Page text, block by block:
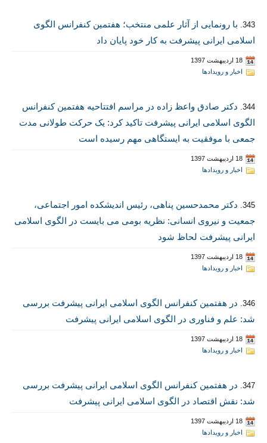
343.
با رونمایی از آثار علمی منتخب؛ هفتمین کنفرانس الگوی
اسلامی ایرانی پیشرفت به کار خود پایان داد
18 اردیبهشت 1397
اخبار و رویدادها
344.
دکتر صادق واعظ زاده در مراسم افتتاحیه هفتمین کنفرانس
الگوی اسلامی ایرانی پیشرفت تاکید کرد: یک حرکت طولانی مدت
جمعی با موفقیت به ایستگاهی مهم رسیده است
18 اردیبهشت 1397
اخبار و رویدادها
345.
دکتر محمدحسین پناهی، رئیس اندیشکده امور اجتماعی،
جمعیت و نیروی انسانی: نظریه بومی می بایست در الگوی اسلامی
ایرانی پیشرفت لحاظ شود
18 اردیبهشت 1397
اخبار و رویدادها
346.
در هفتمین کنفرانس الگوی اسلامی ایرانی پیشرفت بررسی
شد: علم و فناوری در الگوی اسلامی ایرانی پیشرفت
18 اردیبهشت 1397
اخبار و رویدادها
347.
در هفتمین کنفرانس الگوی اسلامی ایرانی پیشرفت بررسی
شد: نقش اقتصاد در الگوی اسلامی ایرانی پیشرفت
18 اردیبهشت 1397
اخبار و رویدادها